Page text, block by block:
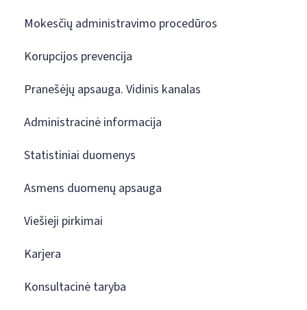
Mokesčių administravimo procedūros
Korupcijos prevencija
Pranešėjų apsauga. Vidinis kanalas
Administracinė informacija
Statistiniai duomenys
Asmens duomenų apsauga
Viešieji pirkimai
Karjera
Konsultacinė taryba